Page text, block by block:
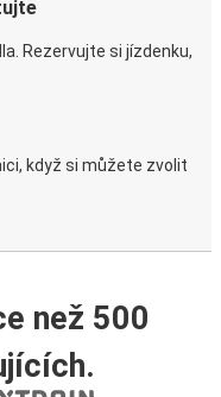
Rezervujte si jízdenku,
když si můžete zvolit
než 500